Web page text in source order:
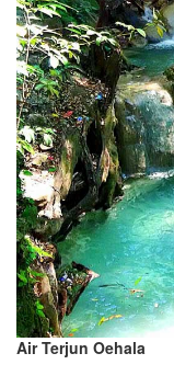
Air Terjun Oehala